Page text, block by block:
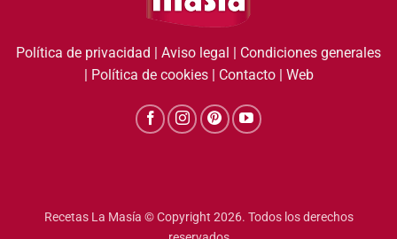
Política de privacidad | Aviso legal | Condiciones generales
| Política de cookies| Contacto| Web
Recetas La Masía © Copyright 2026. Todos los derechos